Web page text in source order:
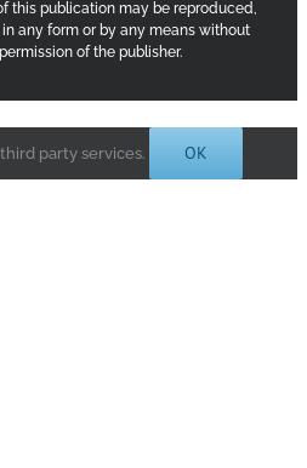
this publication may be reproduced,
any form or by any means without
of the publisher.
party services. OK